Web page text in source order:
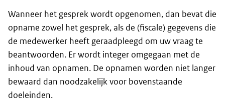
Wanneer het gesprek wordt opgenomen, dan bevat die
opname zowel het gesprek, als de (fiscale) gegevens die
de medewerker heeft geraadpleegd om uw vraag te
beantwoorden. Er wordt integer omgegaan met de
inhoud van opnamen. De opnamen worden niet langer
bewaard dan noodzakelijk voor bovenstaande
doeleinden.